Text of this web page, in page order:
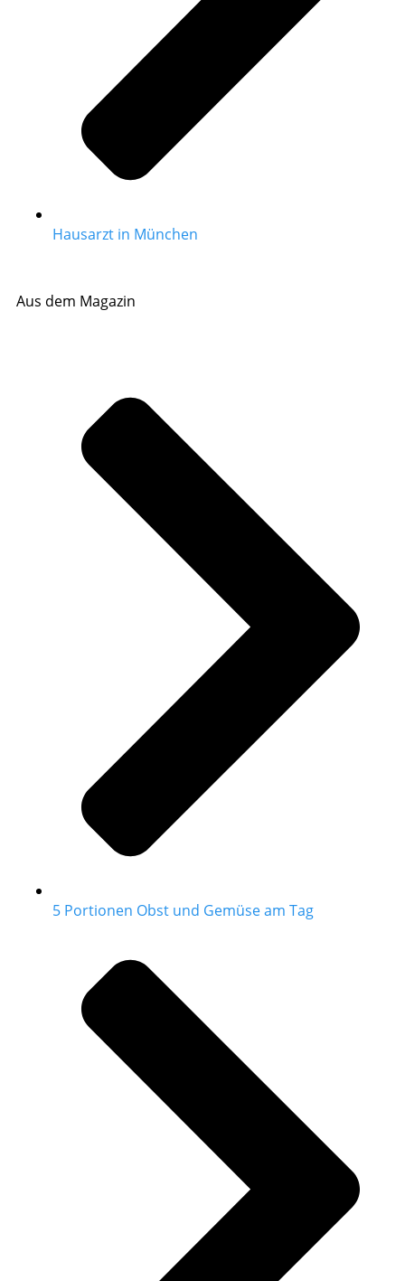
Hausarzt in München
Aus dem Magazin
5 Portionen Obst und Gemüse am Tag